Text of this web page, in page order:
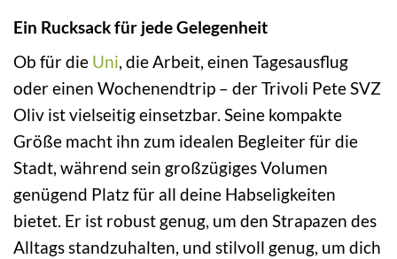
Ein Rucksack für jede Gelegenheit
Ob für die Uni, die Arbeit, einen Tagesausflug
oder einen Wochenendtrip – der Trivoli Pete SVZ
Oliv ist vielseitig einsetzbar. Seine kompakte
Größe macht ihn zum idealen Begleiter für die
Stadt, während sein großzügiges Volumen
genügend Platz für all deine Habseligkeiten
bietet. Er ist robust genug, um den Strapazen des
Alltags standzuhalten, und stilvoll genug, um dich